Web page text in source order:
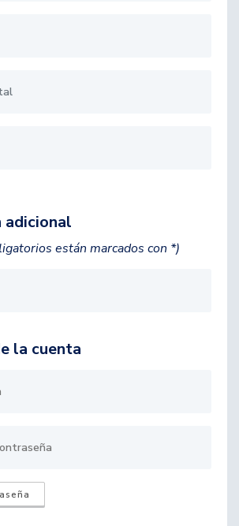
adicional
están marcados con *)
la cuenta